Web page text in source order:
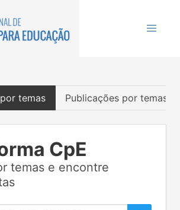
temas Publicações por temas
CpE
temas e encontre